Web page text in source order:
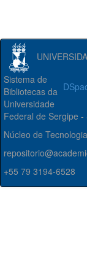
Sistema de
Bibliotecas da
Universidade
Federal de Sergipe -
Núcleo de
+55 79 3194-6528